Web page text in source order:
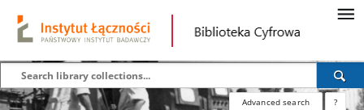
Advanced search ?